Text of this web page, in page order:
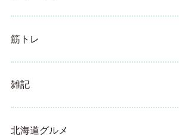
筋トレ
雑記
北海道グルメ